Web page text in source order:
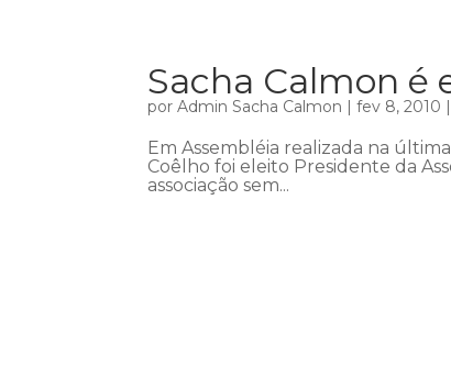
Sacha Calmon é
porAdmin Sacha Calmon |fev 8, 2010 |
Em Assembléia realizada na
Coêlho foi eleito Presidente da
associação sem...